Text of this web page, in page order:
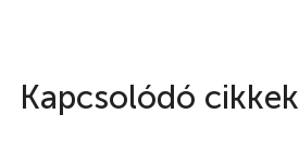
Kapcsolódó cikkek